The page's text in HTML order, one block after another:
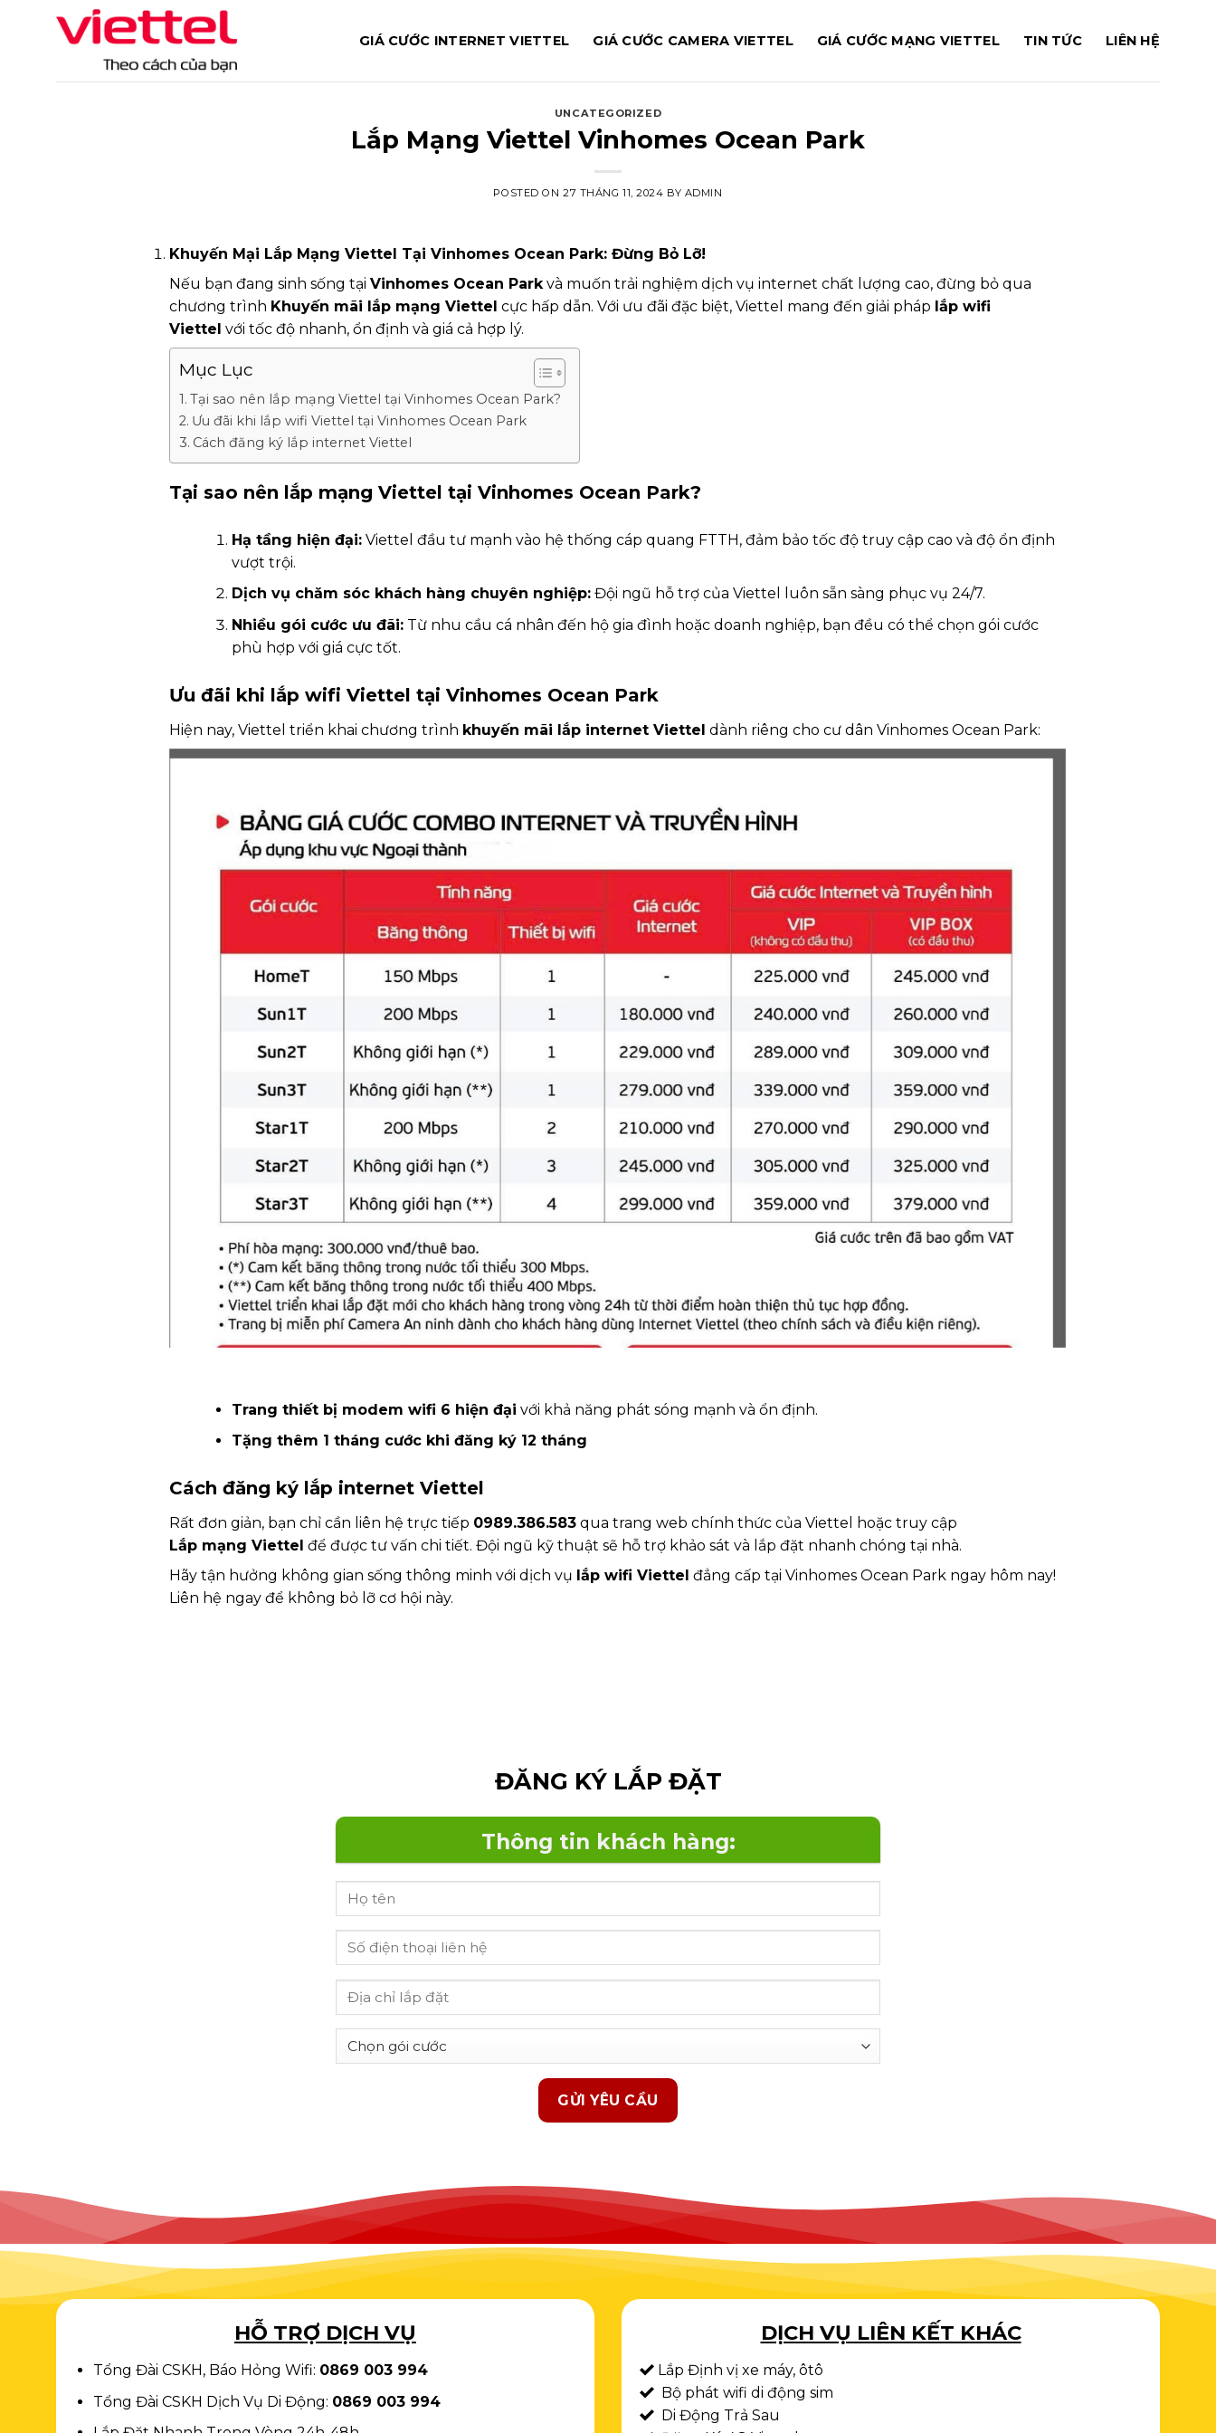
GIÁ CƯỚC INTERNET VIETTEL GIÁ CƯỚC CAMERA VIETTEL GIÁ CƯỚC MẠNG VIETTEL TIN TỨC LIÊN HỆ
UNCATEGORIZED
Lắp Mạng Viettel Vinhomes Ocean Park
POSTED ON 27 THÁNG 11, 2024 BY ADMIN
Khuyến Mại Lắp Mạng Viettel Tại Vinhomes Ocean Park: Đừng Bỏ Lỡ!
Nếu bạn đang sinh sống tại Vinhomes Ocean Parkvà muốn trải nghiệm dịch vụ internet chất lượng cao, đừng bỏ qua
chương trình Khuyến mãi lắp mạng Viettel cực hấp dẫn. Với ưu đãi đặc biệt, Viettel mang đến giải pháp lắp wifi
Viettel với tốc độ nhanh, ổn định và giá cả hợp lý.
Mục Lục
Tại sao nên lắp mạng Viettel tại Vinhomes Ocean Park?
Ưu đãi khi lắp wifi Viettel tại Vinhomes Ocean Park
Cách đăng ký lắp internet Viettel
Tại sao nên lắp mạng Viettel tại Vinhomes Ocean Park?
Hạ tầng hiện đại:Viettel đầu tư mạnh vào hệ thống cáp quang FTTH, đảm bảo tốc độ truy cập cao và độ ổn định
vượt trội.
Dịch vụ chăm sóc khách hàng chuyên nghiệp:Đội ngũ hỗ trợ của Viettel luôn sẵn sàng phục vụ 24/7.
Nhiều gói cước ưu đãi:Từ nhu cầu cá nhân đến hộ gia đình hoặc doanh nghiệp, bạn đều có thể chọn gói cước
phù hợp với giá cực tốt.
Ưu đãi khi lắp wifi Viettel tại Vinhomes Ocean Park
Hiện nay, Viettel triển khai chương trình khuyến mãi lắp internet Viettel dành riêng cho cư dân Vinhomes Ocean Park:
Trang thiết bị modem wifi 6 hiện đại với khả năng phát sóng mạnh và ổn định.
Tặng thêm 1 tháng cước khi đăng ký 12 tháng
Cách đăng ký lắp internet Viettel
Rất đơn giản, bạn chỉ cần liên hệ trực tiếp 0989.386.583qua trang web chính thức của Viettel hoặc truy cập
Lắp mạng Viettel để được tư vấn chi tiết. Đội ngũ kỹ thuật sẽ hỗ trợ khảo sát và lắp đặt nhanh chóng tại nhà.
Hãy tận hưởng không gian sống thông minh với dịch vụ lắp wifi Viettel đẳng cấp tại Vinhomes Ocean Park ngay hôm nay!
Liên hệ ngay để không bỏ lỡ cơ hội này.
ĐĂNG KÝ LẮP ĐẶT
Thông tin khách hàng:
HỖ TRỢ DỊCH VỤ
Tổng Đài CSKH, Báo Hỏng Wifi: 0869 003 994
Tổng Đài CSKH Dịch Vụ Di Động: 0869 003 994
DỊCH VỤ LIÊN KẾT KHÁC
Lắp Định vị xe máy, ôtô
Bộ phát wifi di động sim
Di Động Trả Sau